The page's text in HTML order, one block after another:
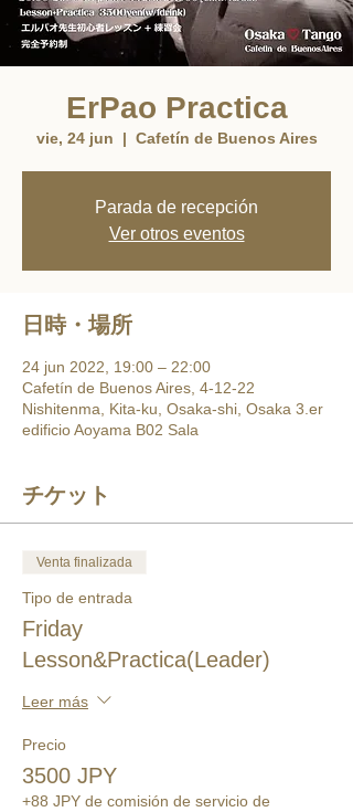
ErPao Practica
vie, 24 jun
  |
Cafetín de Buenos Aires
Parada de recepción
Ver otros eventos
日時・場所
24 jun 2022, 19:00 – 22:00
Cafetín de Buenos Aires, 4-12-22
Nishitenma, Kita-ku, Osaka-shi, Osaka 3.er
edificio Aoyama B02 Sala
チケット
Venta finalizada
Tipo de entrada
Friday
Lesson&Practica(Leader)
Leer más
Precio
3500 JPY
+88 JPY de comisión de servicio de